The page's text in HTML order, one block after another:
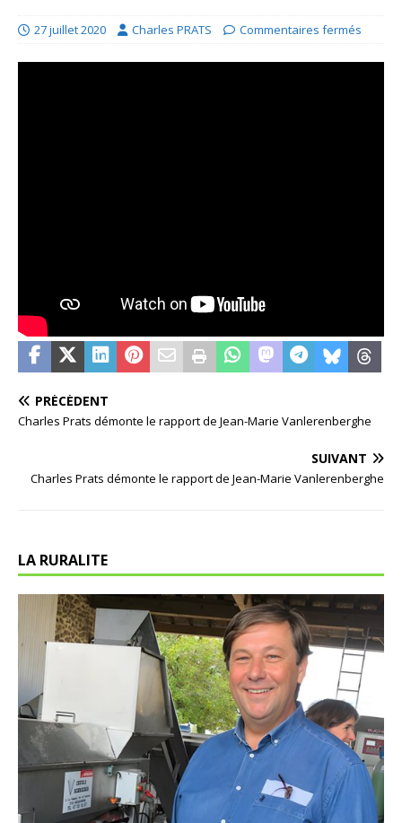
27 juillet 2020 Charles PRATS Commentaires fermés
PRÉCÉDENT
Charles Prats démonte le rapport de Jean-Marie Vanlerenberghe
SUIVANT
Charles Prats démonte le rapport de Jean-Marie Vanlerenberghe
LA RURALITE